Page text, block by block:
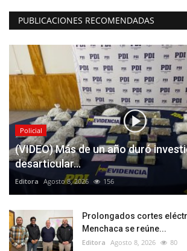
PUBLICACIONES RECOMENDADAS
Policial
(VIDEO) Más de un año duró
desarticular...
Editora Agosto 8, 2026 156
Prolongados cortes
Menchaca se reúne...
Editora Agosto 8, 2026 80